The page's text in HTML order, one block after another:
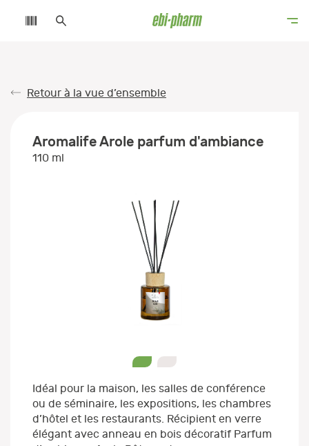
Retour à la vue d’ensemble
Aromalife Arole parfum d'ambiance
110 ml
Idéal pour la maison, les salles de conférence
ou de séminaire, les expositions, les chambres
d’hôtel et les restaurants. Récipient en verre
élégant avec anneau en bois décoratif Parfum